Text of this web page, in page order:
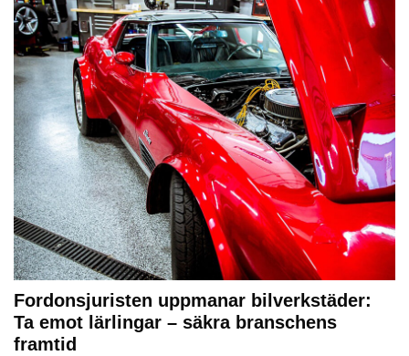
Fordonsjuristen uppmanar bilverkstäder:
Ta emot lärlingar – säkra branschens
framtid